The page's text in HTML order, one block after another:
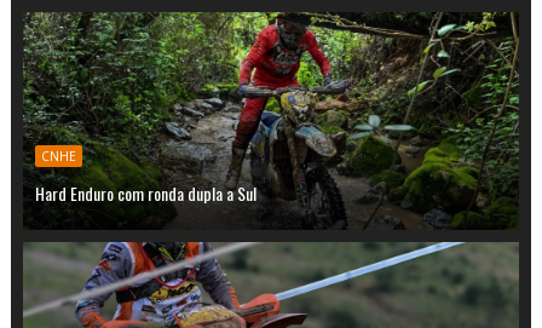
CNHE
Hard Enduro com ronda dupla a Sul